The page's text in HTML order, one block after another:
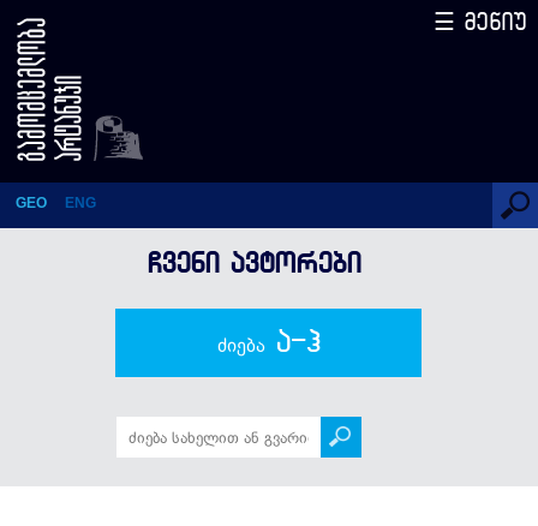
ეთერ თათარაიძე
GEO ENG
☰ მენიუ
ᲩᲕᲔᲜᲘ ᲐᲕᲢᲝᲠᲔᲑᲘ
ძიება ა-ჰ